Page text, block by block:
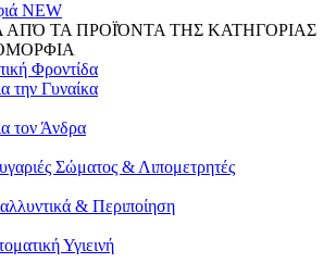
NEW
ΑΠΌ ΤΑ ΠΡΟΪΌΝΤΑ ΤΗΣ ΚΑΤΗΓΟΡΙΑΣ
Φροντίδα
την Γυναίκα
τον Άνδρα
Σώματος & Λιπομετρητές
& Περιποίηση
Υγιεινή